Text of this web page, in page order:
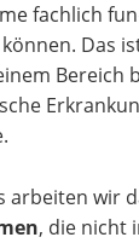
fachlich
Das
Bereich
arbeiten wir
, die nicht